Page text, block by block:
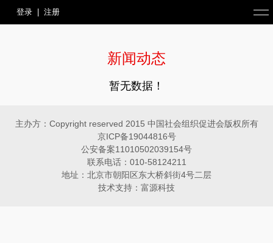
登录| 注册
新闻动态
暂无数据！
主办方：Copyright reserved 2015 中国社会组织促进会版权所有
京ICP备19044816号
公安备案11010502039154号
联系电话：010-58124211
地址：北京市朝阳区东大桥斜街4号二层
技术支持：富源科技